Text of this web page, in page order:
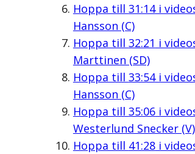
Hoppa till 31:14i
Hansson (C)
Hoppa till 32:21 i
Marttinen (SD)
Hoppa till 33:54i
Hansson (C)
Hoppa till 35:06i
Westerlund Snecker (V)
Hoppa till 41:28i